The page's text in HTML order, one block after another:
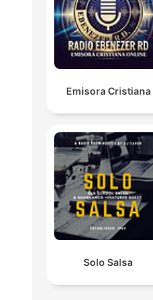
Emisora Cristiana
Solo Salsa